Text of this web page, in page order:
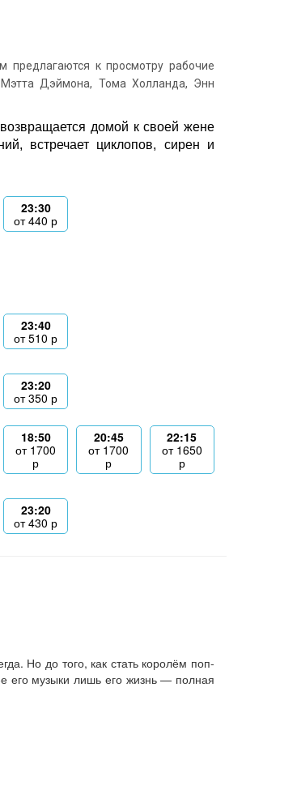
предлагаются к просмотру рабочие
Дэймона, Тома Холланда, Энн
домой к своей жене
встречает циклопов, сирен и
23:30
от440 р
23:40
от510 р
23:20
от350 р
18:50
от 1700
р
20:45
от 1700
р
22:15
от 1650
р
23:20
от430 р
Но до того, как стать королём поп-
его музыки лишь его жизнь — полная